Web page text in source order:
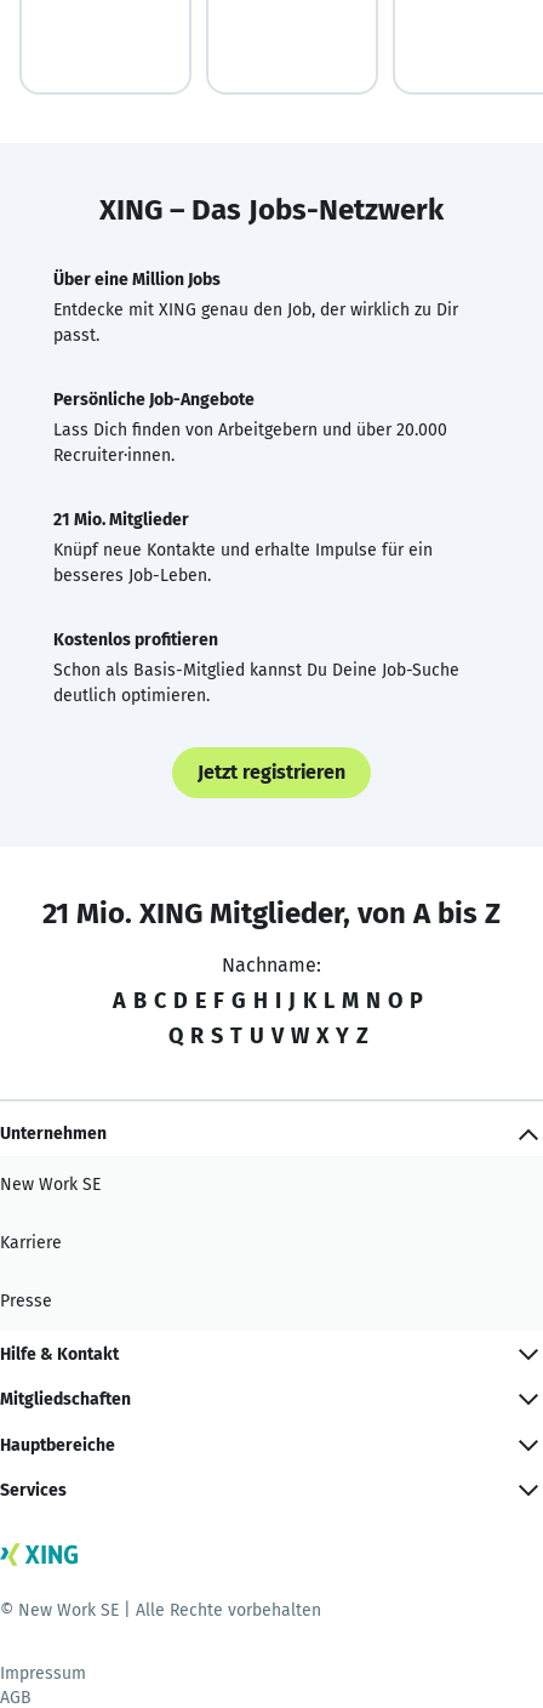
XING – Das Jobs-Netzwerk
Über eine Million Jobs
Entdecke mit XING genau den Job, der wirklich zu Dir
passt.
Persönliche Job-Angebote
Lass Dich finden von Arbeitgebern und über 20.000
Recruiter·innen.
21 Mio. Mitglieder
Knüpf neue Kontakte und erhalte Impulse für ein
besseres Job-Leben.
Kostenlos profitieren
Schon als Basis-Mitglied kannst Du Deine Job-Suche
deutlich optimieren.
Jetzt registrieren
21 Mio. XING Mitglieder, von A bis Z
Nachname:
A B C D E F G H I J K L M N O P
Q R S T U V W X Y Z
Unternehmen
New Work SE
Karriere
Presse
Hilfe & Kontakt
Mitgliedschaften
Hauptbereiche
Services
© New Work SE | Alle Rechte vorbehalten
Impressum
AGB